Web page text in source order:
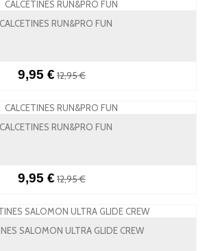
CALCETINES RUN&PRO FUN
9,95 € 12,95 €
CALCETINES RUN&PRO FUN
9,95 € 12,95 €
SALOMON ULTRA GLIDE CREW